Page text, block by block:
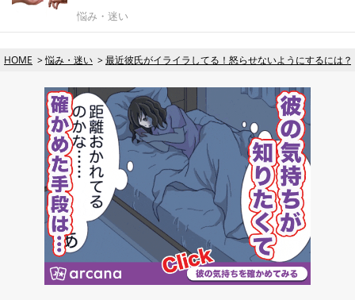
悩み・迷い
HOME 悩み・迷い 最近彼氏がイライラしてる！怒らせないようにするには？